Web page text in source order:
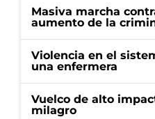
Masiva marcha
aumento de la
Violencia en el
una enfermera
Vuelco de alto
milagro